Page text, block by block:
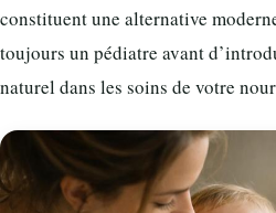
constituent une alternative
toujours un pédiatre avant
naturel dans les soins de votre